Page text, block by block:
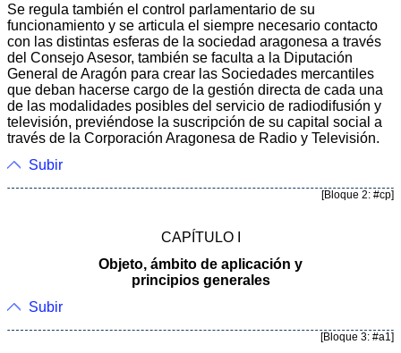
Se regula también el control parlamentario de su
funcionamiento y se articula el siempre necesario contacto
con las distintas esferas de la sociedad aragonesa a través
del Consejo Asesor, también se faculta a la Diputación
General de Aragón para crear las Sociedades mercantiles
que deban hacerse cargo de la gestión directa de cada una
de las modalidades posibles del servicio de radiodifusión y
televisión, previéndose la suscripción de su capital social a
través de la Corporación Aragonesa de Radio y Televisión.
Subir
[Bloque 2: #cp]
CAPÍTULO I
Objeto, ámbito de aplicación y
principios generales
Subir
[Bloque 3: #a1]